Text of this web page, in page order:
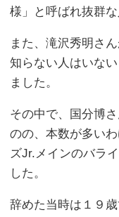
様」と呼ばれ抜群
また、滝沢秀明さ
知らない人はいな
ました。
その中で、国分博
のの、本数が多い
ズJr.メインのバラ
した。
辞めた当時は１９